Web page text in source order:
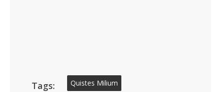
Tags: Quistes Milium